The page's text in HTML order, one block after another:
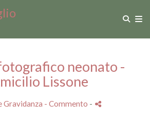
neonato -
Lissone
Gravidanza - Commento -